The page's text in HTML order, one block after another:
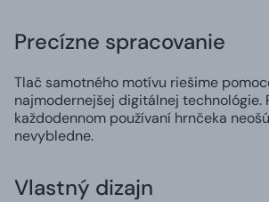
Precízne spracovanie
Tlač samotného motívu riešime
najmodernejšej digitálnej technológie.
každodennom používaní hrnčeka
nevybledne.
Vlastný dizajn